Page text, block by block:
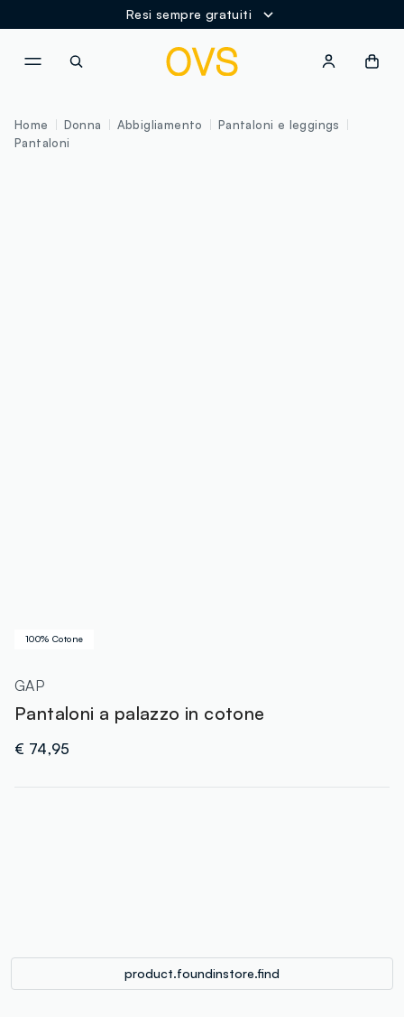
Resi sempre gratuiti
100% Cotone
Home Donna Abbigliamento
Pantaloni e leggings
Pantaloni
GAP
Pantaloni a palazzo in cotone
€ 74,95
product.foundinstore.find